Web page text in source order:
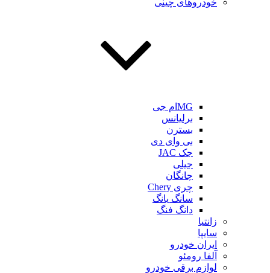
خودروهای چینی
MGام جی
برلیانس
بسترن
بی وای دی
جک JAC
جیلی
چانگان
چری Chery
سانگ یانگ
دانگ فنگ
زانتیا
سایپا
ایران خودرو
آلفا رومئو
لوازم برقی خودرو